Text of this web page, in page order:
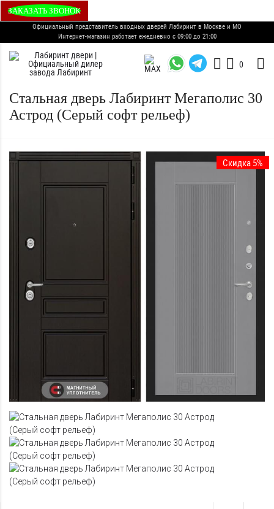
ЗАКАЗАТЬ ЗВОНОК
Официальный представитель входных дверей Лабиринт в Москве и МО
Интернет-магазин работает ежедневно с 09:00 до 21:00
0
Стальная дверь Лабиринт Мегаполис 30
Астрод (Серый софт рельеф)
Скидка 5%